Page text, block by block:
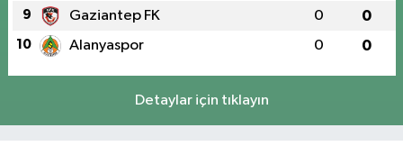
9 Gaziantep FK 0 0
10 Alanyaspor 0 0
Detaylar için tıklayın